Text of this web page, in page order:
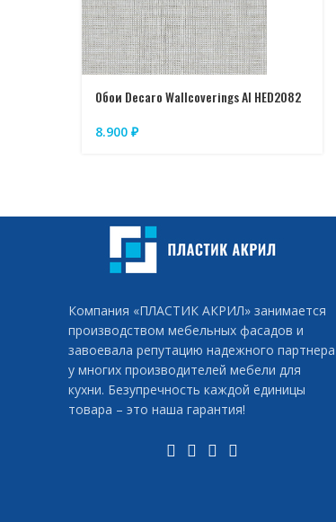
Обои Decaro Wallcoverings AI HED2082
8.900 ₽
Компания «ПЛАСТИК АКРИЛ» занимается
производством мебельных фасадов и
завоевала репутацию надежного партнера
у многих производителей мебели для
кухни. Безупречность каждой единицы
товара – это наша гарантия!